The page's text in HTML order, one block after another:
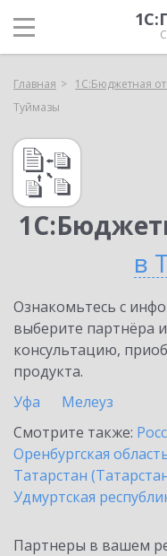
Главная 1С:Бюджетная
Туймазы
в
Ознакомьтесь с
выберите партнёра
консультацию,
продукта.
Уфа
Мелеуз
Смотрите также:
Оренбургская
Татарстан
Удмуртская
Партнеры в вашем